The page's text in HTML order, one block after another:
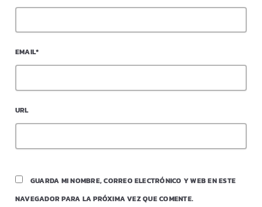
EMAIL*
URL
GUARDA MI NOMBRE, CORREO ELECTRÓNICO Y WEB EN ESTE
NAVEGADOR PARA LA PRÓXIMA VEZ QUE COMENTE.